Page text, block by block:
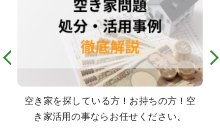
空き家を探している方！お持ちの方！空
き家活用の事ならお任せください。